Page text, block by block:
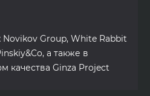
Group, White Rabbit
а также в
качества Ginza Project